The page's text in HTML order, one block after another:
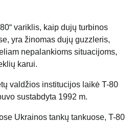
variklis, kaip dujų turbinos
yra žinomas dujų guzzleris,
nepalankioms situacijoms,
karui.
valdžios institucijos laikė T-80
sustabdyta 1992 m.
Ukrainos tankų tankuose, T-80